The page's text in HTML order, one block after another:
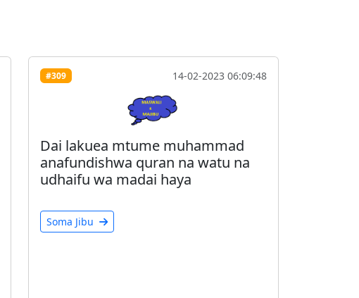
#309 14-02-2023 06:09:48
Dai lakuea mtume muhammad
anafundishwa quran na watu na
udhaifu wa madai haya
Soma Jibu